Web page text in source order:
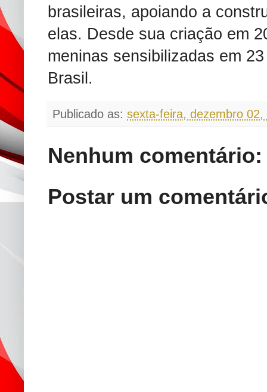
brasileiras, apoiando a
elas. Desde sua criação em
meninas sensibilizadas em
Brasil.
Publicado as: sexta-feira, dezembro 02,
Nenhum comentário:
Postar um